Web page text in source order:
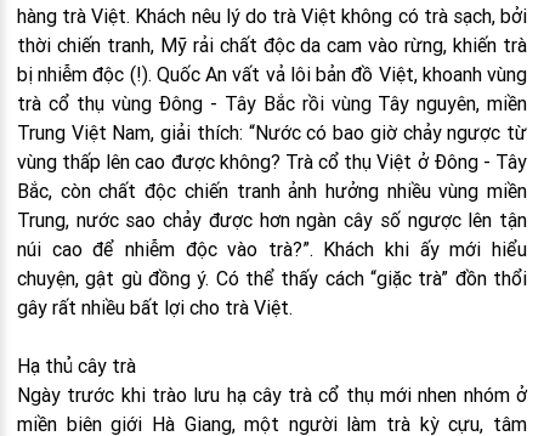
hàng trà Việt. Khách nêu lý do trà Việt không có trà sạch, bởi
thời chiến tranh, Mỹ rải chất độc da cam vào rừng, khiến trà
bị nhiễm độc (!). Quốc An vất vả lôi bản đồ Việt, khoanh vùng
trà cổ thụ vùng Đông - Tây Bắc rồi vùng Tây nguyên, miền
Trung Việt Nam, giải thích: “Nước có bao giờ chảy ngược từ
vùng thấp lên cao được không? Trà cổ thụ Việt ở Đông - Tây
Bắc, còn chất độc chiến tranh ảnh hưởng nhiều vùng miền
Trung, nước sao chảy được hơn ngàn cây số ngược lên tận
núi cao để nhiễm độc vào trà?”. Khách khi ấy mới hiểu
chuyện, gật gù đồng ý. Có thể thấy cách “giặc trà” đồn thổi
gây rất nhiều bất lợi cho trà Việt.
Hạ thủ cây trà
Ngày trước khi trào lưu hạ cây trà cổ thụ mới nhen nhóm ở
miền biên giới Hà Giang, một người làm trà kỳ cựu, tâm